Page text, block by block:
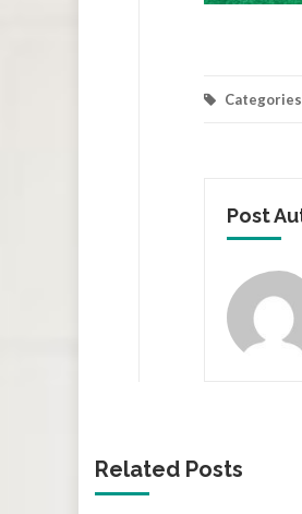
Post
Related Posts